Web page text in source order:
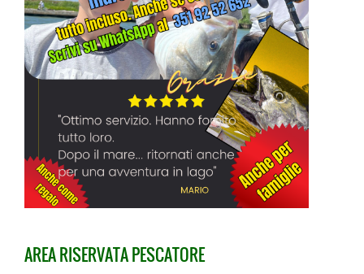
AREA RISERVATA PESCATORE